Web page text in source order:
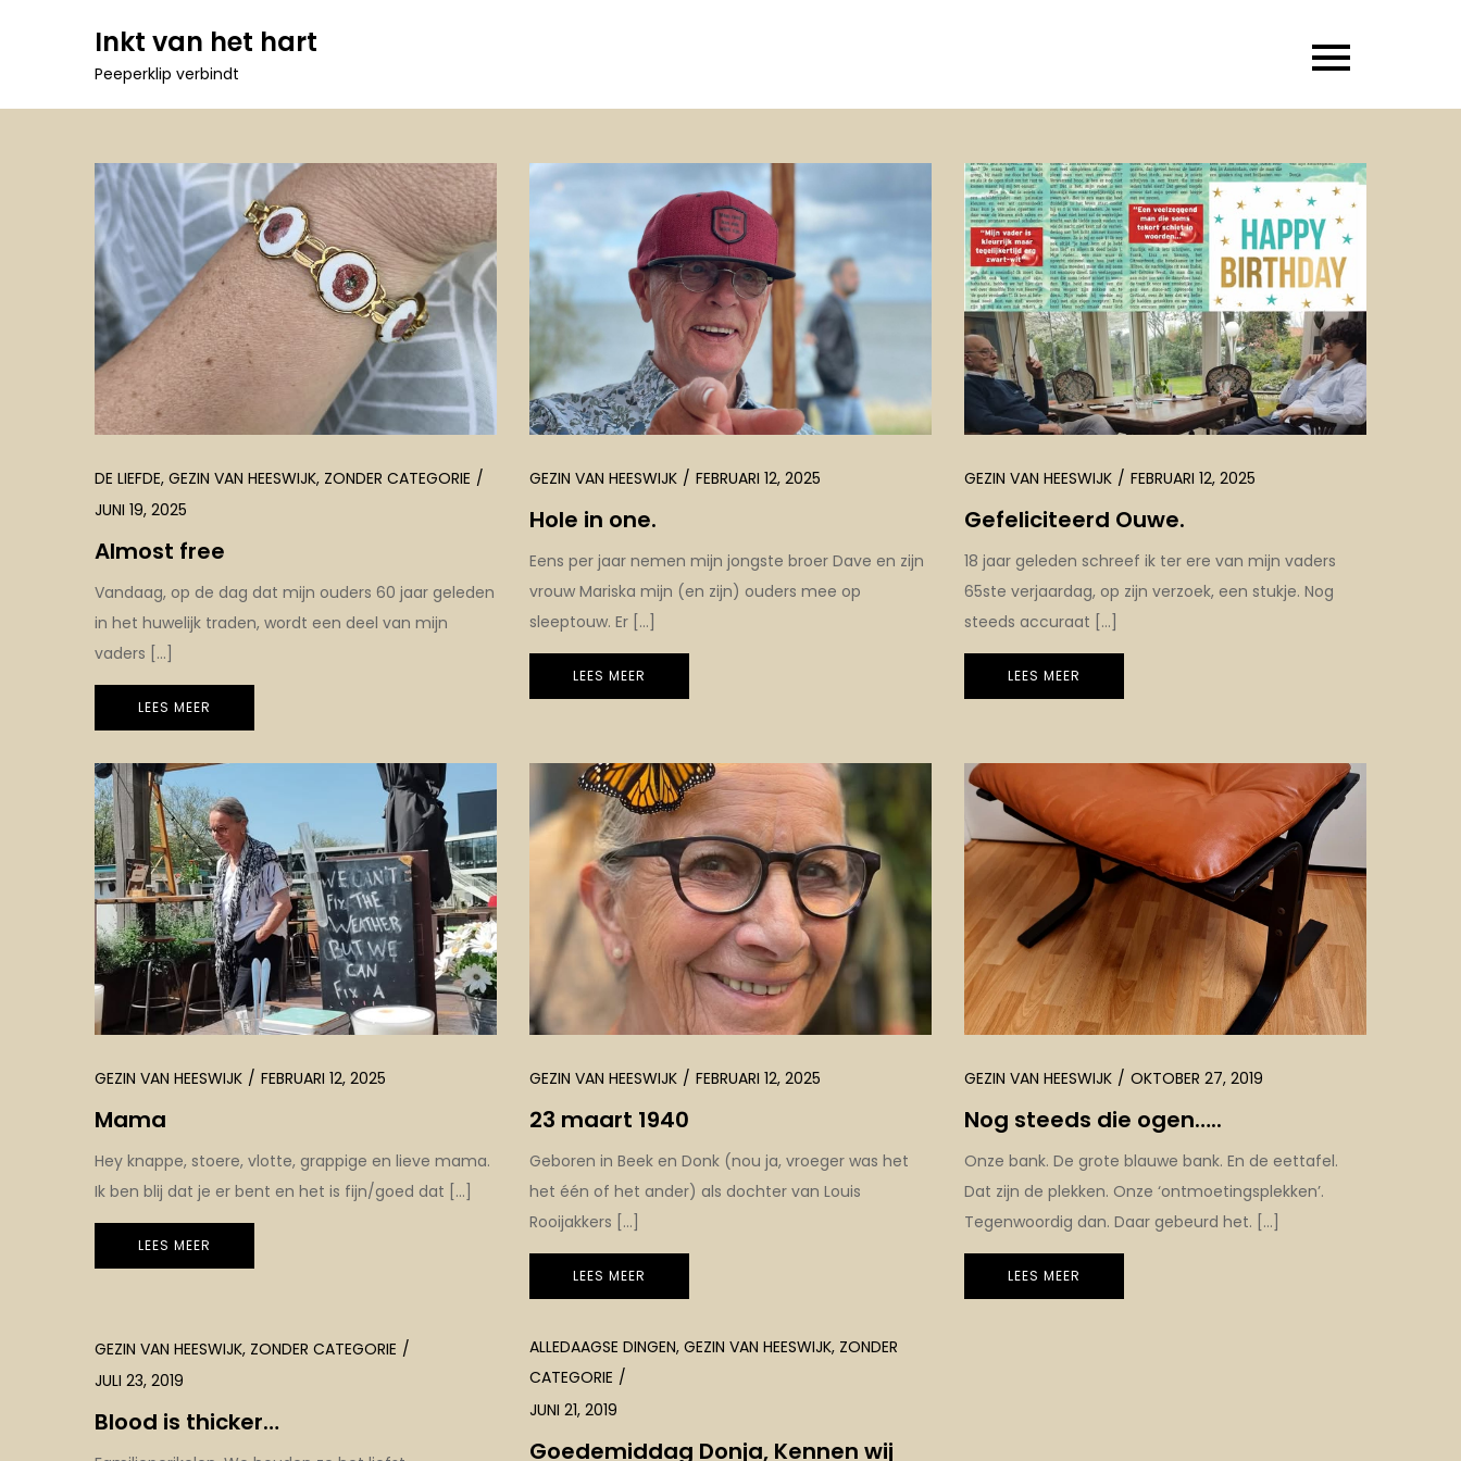
inhoud
Inkt van het hart
Peeperklip verbindt
DE LIEFDE, GEZIN VAN HEESWIJK, ZONDER CATEGORIE
JUNI 19, 2025
Almost free
Vandaag, op de dag dat mijn ouders 60 jaar geleden
in het huwelijk traden, wordt een deel van mijn
vaders […]
LEES MEER
GEZIN VAN HEESWIJK FEBRUARI 12, 2025
Hole in one.
Eens per jaar nemen mijn jongste broer Dave en zijn
vrouw Mariska mijn (en zijn) ouders mee op
sleeptouw. Er […]
LEES MEER
GEZIN VAN HEESWIJK FEBRUARI 12, 2025
Gefeliciteerd Ouwe.
18 jaar geleden schreef ik ter ere van mijn vaders
65ste verjaardag, op zijn verzoek, een stukje. Nog
steeds accuraat […]
LEES MEER
GEZIN VAN HEESWIJK FEBRUARI 12, 2025
Mama
Hey knappe, stoere, vlotte, grappige en lieve mama.
Ik ben blij dat je er bent en het is fijn/goed dat […]
LEES MEER
GEZIN VAN HEESWIJK FEBRUARI 12, 2025
23 maart 1940
Geboren in Beek en Donk (nou ja, vroeger was het
het één of het ander) als dochter van Louis
Rooijakkers […]
LEES MEER
GEZIN VAN HEESWIJK OKTOBER 27, 2019
Nog steeds die ogen…..
Onze bank. De grote blauwe bank. En de eettafel.
Dat zijn de plekken. Onze ‘ontmoetingsplekken’.
Tegenwoordig dan. Daar gebeurd het. […]
LEES MEER
GEZIN VAN HEESWIJK, ZONDER CATEGORIE
JULI 23, 2019
Blood is thicker…
ALLEDAAGSE DINGEN, GEZIN VAN HEESWIJK, ZONDER
CATEGORIE
JUNI 21, 2019
Goedemiddag Donja, Kennen wij